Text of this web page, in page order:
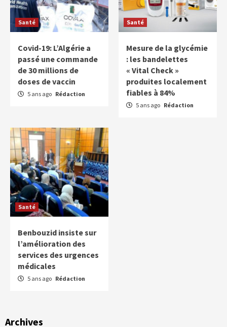
Santé
Covid-19: L’Algérie a
passé une commande
de 30 millions de
doses de vaccin
5 ans ago Rédaction
Santé
Mesure de la glycémie
: les bandelettes
« Vital Check »
produites localement
fiables à 84%
5 ans ago Rédaction
Santé
Benbouzid insiste sur
l’amélioration des
services des urgences
médicales
5 ans ago Rédaction
Archives